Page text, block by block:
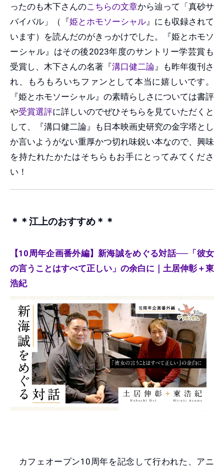
ったのも木下さんのこちらの文章から辿って「真砂サ
バイバル」（『姫とホモソーシャル』にも収録されて
います）を読んだのがきっかけでした。『姫とホモソ
ーシャル』はその後2023年度のサントリー学芸賞も
受賞し、木下さんの名著『溝口健二論』も昨年復刊さ
れ、もろもろいちファンとして本当に嬉しいです。
『姫とホモソーシャル』の素晴らしさについては書評
や受賞選評に詳しいのでぜひそちらを見ていただくと
して、『溝口健二論』も日本映画史研究の金字塔とし
か言いようがない重厚かつ切れ味鋭い本なので、興味
を持たれたかたはそちらもお手にとってみてくださ
い！
＊＊江上のおすすめ＊＊
【10周年企画番外編】新海誠をめぐる対話──「彼女
の言うことはすべて正しい」の余白に｜土居伸彰＋東
浩紀
カフェオープン10周年を記念して行われた、アニ